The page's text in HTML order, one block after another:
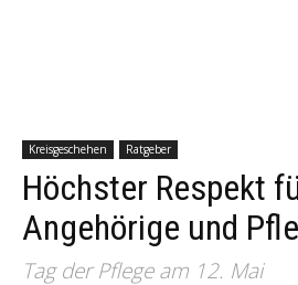
Kreisgeschehen Ratgeber
Höchster Respekt
Angehörige und
Tag der Pflege am 12. Mai